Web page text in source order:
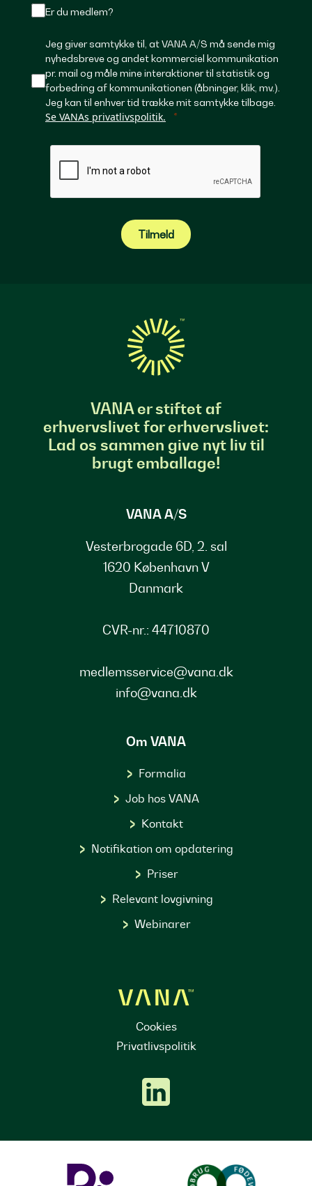
Er du medlem?
Jeg giver samtykke til, at VANA A/S må sende mig
nyhedsbreve og andet kommerciel kommunikation
pr. mail og måle mine interaktioner til statistik og
forbedring af kommunikationen (åbninger, klik, mv.).
Jeg kan til enhver tid trække mit samtykke tilbage.
Se VANAs privatlivspolitik.
Tilmeld
VANA er stiftet af
erhvervslivet for erhvervslivet:
Lad os sammen give nyt liv til
brugt emballage!
VANA A/S
Vesterbrogade 6D, 2. sal
1620 København V
Danmark
CVR-nr.: 44710870
medlemsservice@vana.dk
info@vana.dk
Om VANA
Formalia
Job hos VANA
Kontakt
Notifikation om opdatering
Priser
Relevant lovgivning
Webinarer
Cookies
Privatlivspolitik